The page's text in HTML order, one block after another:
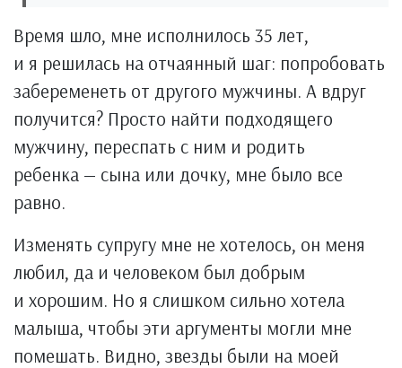
Время шло, мне исполнилось 35 лет,
и я решилась на отчаянный шаг: попробовать
забеременеть от другого мужчины. А вдруг
получится? Просто найти подходящего
мужчину, переспать с ним и родить
ребенка — сына или дочку, мне было все
равно.
Изменять супругу мне не хотелось, он меня
любил, да и человеком был добрым
и хорошим. Но я слишком сильно хотела
малыша, чтобы эти аргументы могли мне
помешать. Видно, звезды были на моей